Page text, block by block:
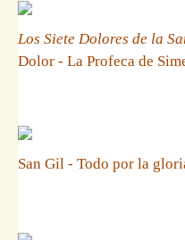
Los Siete Dolores de la
Dolor - La Profeca de
San Gil - Todo por la